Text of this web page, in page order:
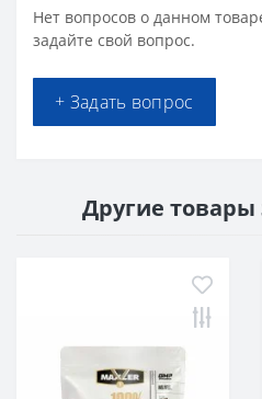
Нет вопросов о данном
задайте свой вопрос.
+ Задать вопрос
Другие товары